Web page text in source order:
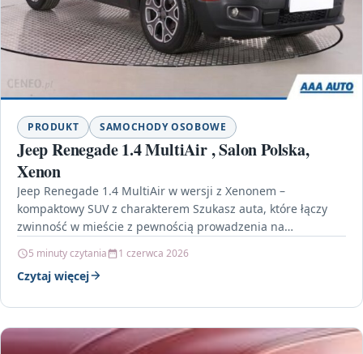
PRODUKT SAMOCHODY OSOBOWE
Jeep Renegade 1.4 MultiAir , Salon Polska,
Xenon
Jeep Renegade 1.4 MultiAir w wersji z Xenonem –
kompaktowy SUV z charakterem Szukasz auta, które łączy
zwinność w mieście z pewnością prowadzenia na…
5 minuty czytania 1 czerwca 2026
Czytaj więcej